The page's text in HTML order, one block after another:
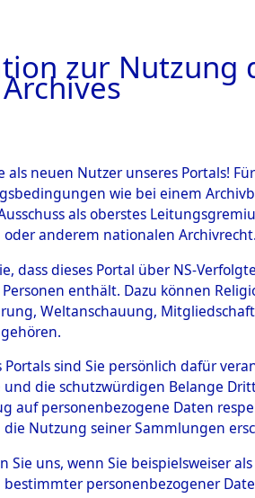
21Akten
DOKUMENTE
Treffer pro Seite:
zur Nutzung
als neuen Nutzer unseres Portals!
wie bei einem
als oberstes
anderem nationalen
dass dieses Portal über NS-
enthält. Dazu können
Weltanschauung,
Portals sind Sie persönlich dafür
und die schutzwürdigen Belange
auf personenbezogene Daten
die Nutzung seiner Sammlungen
Sie uns, wenn Sie beispielsweiser
personenbezogener